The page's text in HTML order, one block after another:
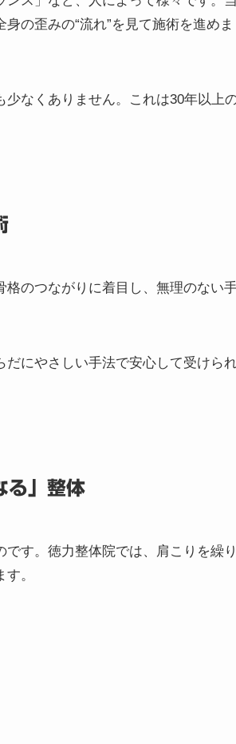
検査と施術
なくありません。これは30年以上の
にやさしい手法で安心して受けられ
」整体